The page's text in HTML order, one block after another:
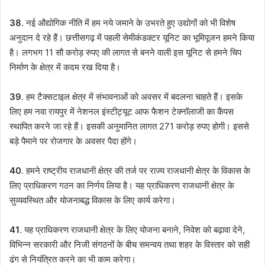
38. नई औद्योगिक नीति में हम नये जमाने के उभरते हुए उद्योगों को भी विशेष
अनुदान दे रहे हैं। छत्तीसगढ़ में पहली सेमीकंडक्टर यूनिट का भूमिपूजन हमने किया
है। लगभग 11 सौ करोड़ रुपए की लागत से बनने वाली इस यूनिट से हमने चिप
निर्माण के क्षेत्र में कदम रख दिया है।
39. हम टैक्सटाइल क्षेत्र में संभावनाओं को अवसर में बदलना चाहते हैं। इसके
लिए हम नवा रायपुर में नेशनल इंस्टीट्यूट आफ फैशन टेक्नॉलाजी का कैंपस
स्थापित करने जा रहे हैं। इसकी अनुमानित लागत 271 करोड़ रुपए होगी। इससे
बड़े पैमाने पर रोजगार के अवसर पैदा होंगे।
40. हमने राष्ट्रीय राजधानी क्षेत्र की तर्ज पर राज्य राजधानी क्षेत्र के विकास के
लिए प्राधिकरण गठन का निर्णय लिया है। यह प्राधिकरण राजधानी क्षेत्र के
सुव्यवस्थित और योजनाबद्ध विकास के लिए कार्य करेगा।
41. यह प्राधिकरण राजधानी क्षेत्र के लिए योजना बनाने, निवेश को बढ़ावा देने,
विभिन्न सरकारी और निजी संगठनों के बीच समन्वय तथा शहर के विस्तार को सही
ढंग से नियंत्रित करने का भी काम करेगा।